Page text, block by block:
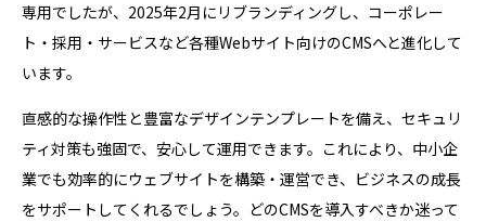
専用でしたが、2025年2月にリブランディングし、コーポレー
ト・採用・サービスなど各種Webサイト向けのCMSへと進化して
います。
​直感的な操作性と豊富なデザインテンプレートを備え、​セキュリ
ティ対策も強固で、安心して運用できます。​これにより、中小企
業でも効率的にウェブサイトを構築・運営でき、ビジネスの成長
をサポートしてくれるでしょう。どのCMSを導入すべきか迷って